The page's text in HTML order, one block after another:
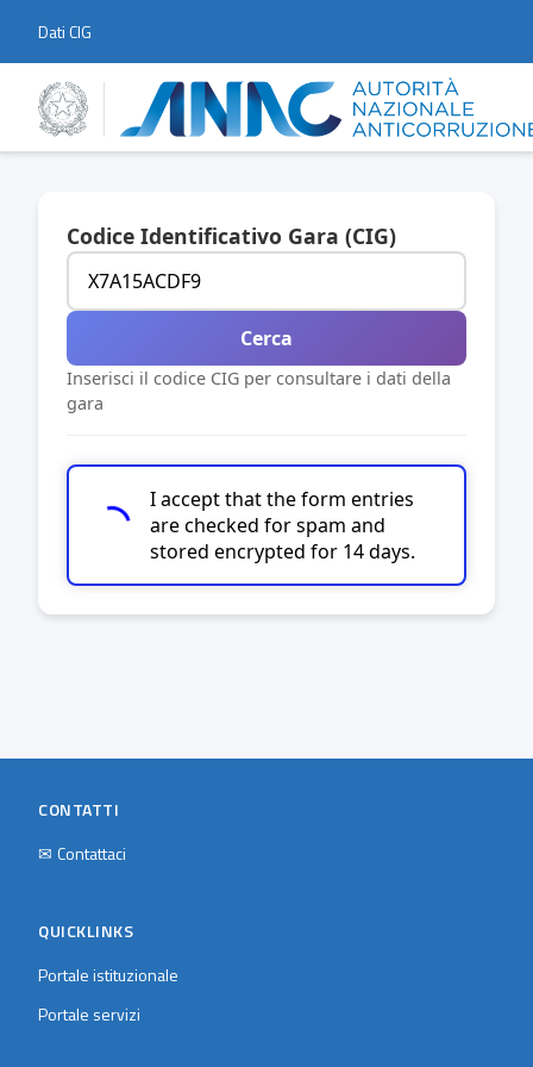
Dati CIG
Codice Identificativo Gara (CIG)
Cerca
Inserisci il codice CIG per consultare i dati della
gara
I accept that the form entries
are checked for spam and
stored encrypted for 14 days.
CONTATTI
✉ Contattaci
QUICKLINKS
Portale istituzionale
Portale servizi